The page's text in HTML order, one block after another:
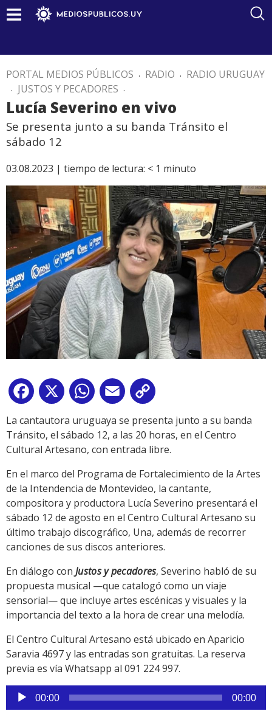
PORTAL MEDIOS PÚBLICOS . RADIO . RADIO URUGUAY
. JUSTOS Y PECADORES .
Lucía Severino en vivo
Se presenta junto a su banda Tránsito el
sábado 12
03.08.2023 | tiempo de lectura: < 1 minuto
Facebook
X WhatsApp
Email
Link
La cantautora uruguaya se presenta junto a su banda
Tránsito, el sábado 12, a las 20 horas, en el Centro
Cultural Artesano, con entrada libre.
En el marco del Programa de Fortalecimiento de la Artes
de la Intendencia de Montevideo, la cantante,
compositora y productora Lucía Severino presentará el
sábado 12 de agosto en el Centro Cultural Artesano su
último trabajo discográfico, Una, además de recorrer
canciones de sus discos anteriores.
En diálogo con Justos y pecadores, Severino habló de su
propuesta musical —que catalogó como un viaje
sensorial— que incluye artes escénicas y visuales y la
importancia del texto a la hora de crear una melodía.
El Centro Cultural Artesano está ubicado en Aparicio
Saravia 4697 y las entradas son gratuitas. La reserva
previa es vía Whatsapp al 091 224 997.
Reproductor
de
00:00 00:00